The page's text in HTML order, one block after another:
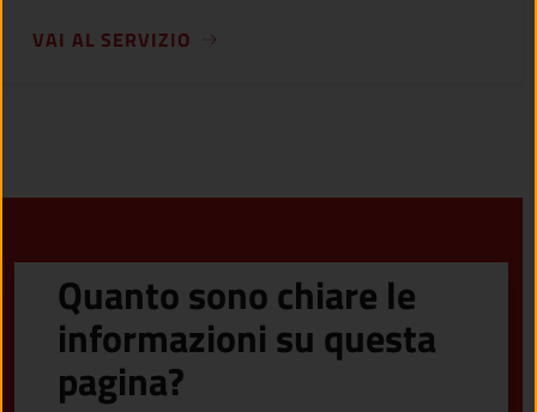
VAI AL SERVIZIO
Quanto sono chiare le
informazioni su questa
pagina?